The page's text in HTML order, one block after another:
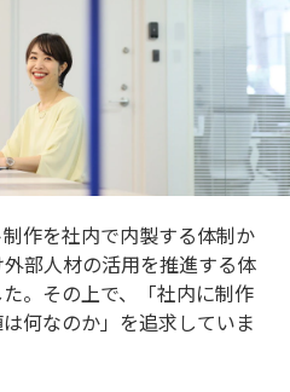
作を社内で内製する体制か
部人材の活用を推進する体
。その上で、「社内に制作
何なのか」を追求していま